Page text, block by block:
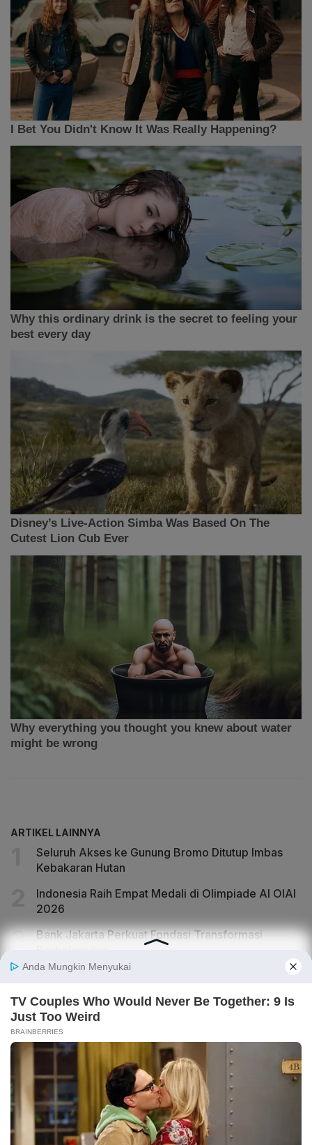
ARTIKEL LAINNYA
Seluruh Akses ke Gunung Bromo Ditutup Imbas
Kebakaran Hutan
Indonesia Raih Empat Medali di Olimpiade AI OIAI
2026
Bank Jakarta Perkuat Fondasi Transformasi
Kondisi Joe Biden Memburuk, Kanker Telah
Pramono Bongkar JPO Love-Hate Relationship di
Rasuna Said yang Viral